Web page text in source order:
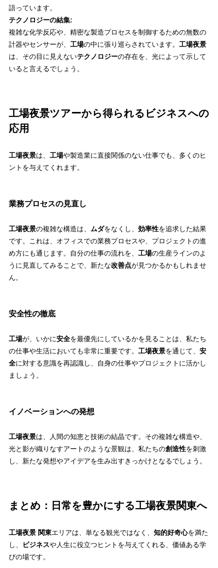
語っています。
テクノロジーの結集:
複雑な化学反応や、精密な製造プロセスを制御するための無数の
計器やセンサーが、 工場の中に張り巡らされています。 工場夜景
は、その目に見えないテクノロジーの存在を、光によって示して
いると言えるでしょう。
工場夜景ツアーから得られるビジネスへの
応用
工場夜景は、 工場や製造業に直接関係のない仕事でも、多くのヒ
ントを与えてくれます。
業務プロセスの見直し
工場夜景の複雑な構造は、 ムダをなくし、 効率性を追求した結果
です。これは、オフィスでの業務プロセスや、プロジェクトの進
め方にも通じます。自分の仕事の流れを、 工場の生産ラインのよ
うに見直してみることで、新たな改善点が見つかるかもしれませ
ん。
安全性の徹底
工場が、いかに安全を最優先にしているかを見ることは、私たち
の仕事や生活においても非常に重要です。 工場夜景を通じて、 安
全に対する意識を再認識し、自身の仕事やプロジェクトに活かし
ましょう。
イノベーションへの発想
工場夜景は、人間の知恵と技術の結晶です。その複雑な構造や、
光と影が織りなすアートのような景観は、私たちの創造性を刺激
し、新たな発想やアイデアを生み出すきっかけとなるでしょう。
まとめ：日常を豊かにする工場夜景関東へ
工場夜景 関東エリアは、単なる観光ではなく、 知的好奇心を満た
し、
ビジネスや人生に役立つヒントを与えてくれる、価値ある学
びの場です。